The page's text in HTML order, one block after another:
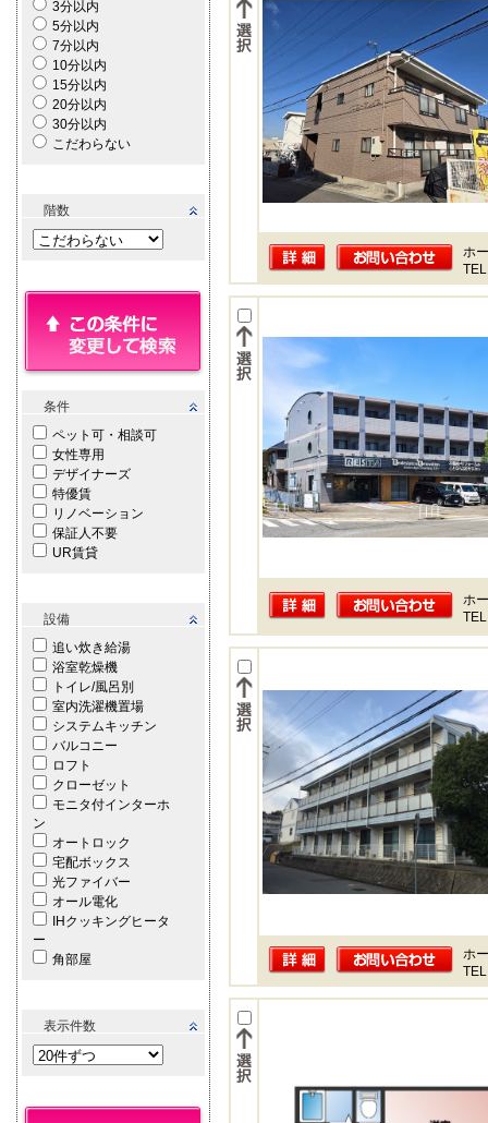
3分以内
5分以内
7分以内
10分以内
15分以内
20分以内
30分以内
こだわらない
階数
条件
ペット可・相談可
女性専用
デザイナーズ
特優賃
リノベーション
保証人不要
UR賃貸
設備
追い炊き給湯
浴室乾燥機
トイレ/風呂別
室内洗濯機置場
システムキッチン
バルコニー
ロフト
クローゼット
モニタ付インターホ
ン
オートロック
宅配ボックス
光ファイバー
オール電化
IHクッキングヒータ
ー
角部屋
表示件数
ホ
ホ
ホ